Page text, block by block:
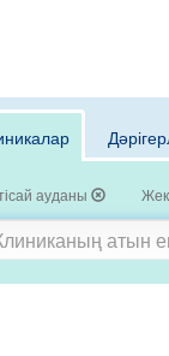
ауданы